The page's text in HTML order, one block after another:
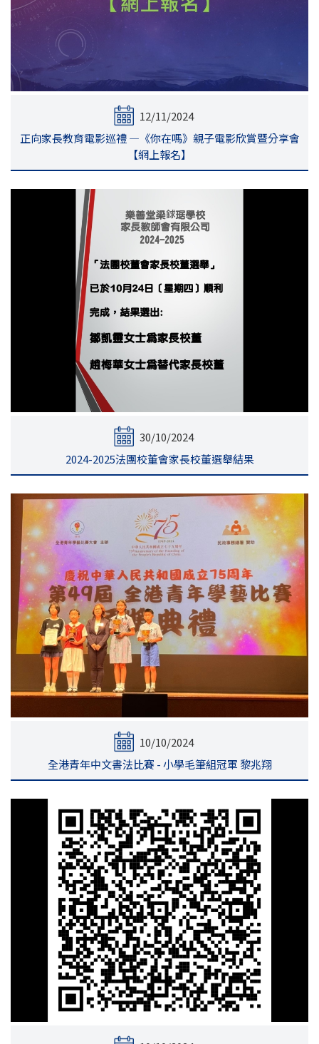
12/11/2024
正向家長教育電影巡禮 —《你在嗎》親子電影欣賞暨分享會
【網上報名】
30/10/2024
2024-2025法團校董會家長校董選舉結果
10/10/2024
全港青年中文書法比賽 - 小學毛筆組冠軍 黎兆翔